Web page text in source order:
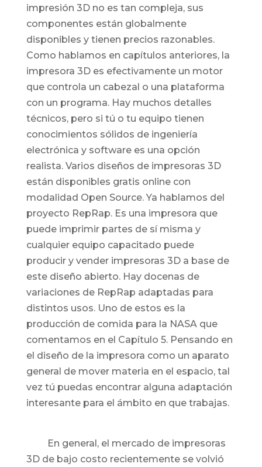
impresión 3D no es tan compleja, sus
componentes están globalmente
disponibles y tienen precios razonables.
Como hablamos en capítulos anteriores, la
impresora 3D es efectivamente un motor
que controla un cabezal o una plataforma
con un programa. Hay muchos detalles
técnicos, pero si tú o tu equipo tienen
conocimientos sólidos de ingeniería
electrónica y software es una opción
realista. Varios diseños de impresoras 3D
están disponibles gratis online con
modalidad Open Source. Ya hablamos del
proyecto RepRap. Es una impresora que
puede imprimir partes de sí misma y
cualquier equipo capacitado puede
producir y vender impresoras 3D a base de
este diseño abierto. Hay docenas de
variaciones de RepRap adaptadas para
distintos usos. Uno de estos es la
producción de comida para la NASA que
comentamos en el Capítulo 5. Pensando en
el diseño de la impresora como un aparato
general de mover materia en el espacio, tal
vez tú puedas encontrar alguna adaptación
interesante para el ámbito en que trabajas.
En general, el mercado de impresoras
3D de bajo costo recientemente se volvió